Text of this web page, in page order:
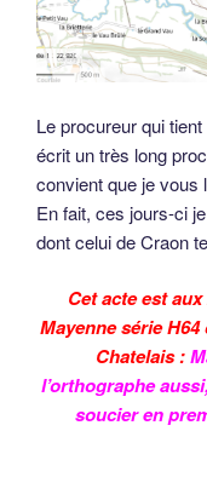
Le procureur qui
écrit un très long
convient que je vous
En fait, ces jours-ci
dont celui de Craon
Cet acte est
Mayenne série
Chatelais :
l’orthographe
soucier en